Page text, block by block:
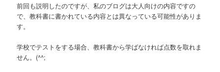
前回も説明したのですが、私のブログは大人向けの内容ですの
で、教科書に書かれている内容とは異なっている可能性がありま
す。
学校でテストをする場合、教科書から学ばなければ点数を取れま
せん。(^^;